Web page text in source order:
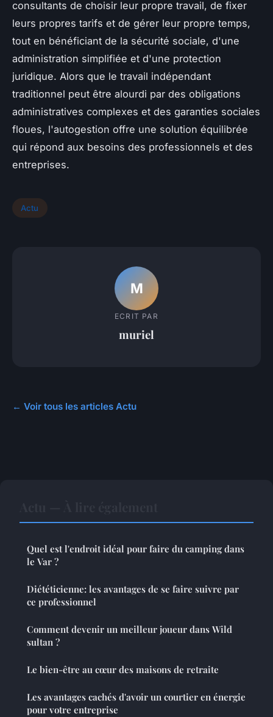
consultants de choisir leur propre travail, de fixer
leurs propres tarifs et de gérer leur propre temps,
tout en bénéficiant de la sécurité sociale, d'une
administration simplifiée et d'une protection
juridique. Alors que le travail indépendant
traditionnel peut être alourdi par des obligations
administratives complexes et des garanties sociales
floues, l'autogestion offre une solution équilibrée
qui répond aux besoins des professionnels et des
entreprises.
Actu
M
ECRIT PAR
muriel
← Voir tous les articles Actu
Quel est l'endroit idéal pour faire du camping dans
le Var ?
Diététicienne: les avantages de se faire suivre par
ce professionnel
Comment devenir un meilleur joueur dans Wild
sultan ?
Le bien-être au cœur des maisons de retraite
Les avantages cachés d'avoir un courtier en énergie
pour votre entreprise